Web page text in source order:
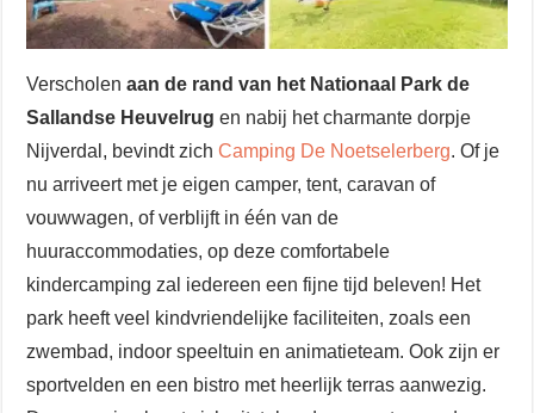
Verscholenaan de rand van het Nationaal Park de
Sallandse Heuvelrug en nabij het charmante dorpje
Nijverdal, bevindt zichCamping De Noetselerberg. Of je
nu arriveert met je eigen camper, tent, caravan of
vouwwagen, of verblijft in één van de
huuraccommodaties, op deze comfortabele
kindercamping zal iedereen een fijne tijd beleven! Het
park heeft veel kindvriendelijke faciliteiten, zoals een
zwembad, indoor speeltuin en animatieteam. Ook zijn er
sportvelden en een bistro met heerlijk terras aanwezig.